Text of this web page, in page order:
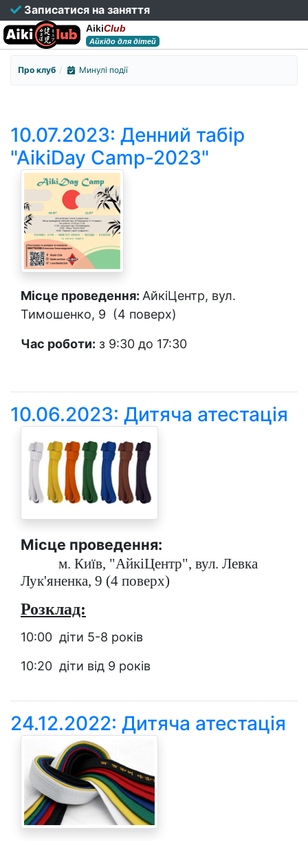
Записатися на заняття
AikiClub
Айкідо для дітей
Про клуб Минулі події
10.07.2023: Денний табір
"АikiDay Саmp-2023"
Місце проведення: АйкіЦентр, вул.
Тимошенко, 9 (4 поверх)
Час роботи: з 9:30 до 17:30
10.06.2023: Дитяча атестація
Місце проведення:
м. Київ, "АйкіЦентр", вул. Левка
Лук'яненка, 9 (4 поверх)
Розклад:
10:00 діти 5-8 років
10:20 діти від 9 років
24.12.2022: Дитяча атестація